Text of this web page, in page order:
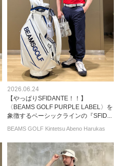
2026.06.24
【やっぱりSFIDANTE！！】
〈BEAMS GOLF PURPLE LABEL〉を
象徴するベーシックラインの『SFID...
BEAMS GOLF Kintetsu Abeno Harukas